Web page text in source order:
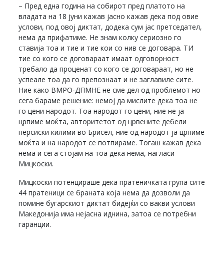
– Пред една година на собирот пред платото на
владата на 18 јуни кажав јасно кажав дека под овие
услови, под овој диктат, додека сум јас претседател,
нема да прифатиме. Не знам колку сериозно го
ставија тоа и тие и тие кои со нив се договара. ТИ
тие со кого се договараат имаат одговорност
требало да проценат со кого се договараат, но не
успеале тоа да го препознаат и не заглавиле сите.
Ние како ВМРО-ДПМНЕ не сме дел од проблемот но
сега бараме решение: немој да мислите дека тоа не
го цени народот. Тоа народот го цени, ние не ја
црпиме моќта, авторитетот од црвените дебели
персиски килими во Брисел, ние од народот ја црпиме
моќта и на народот се потпираме. Тогаш кажав дека
нема и сега стојам на тоа дека нема, нагласи
Мицкоски.
Мицкоски потенцираше дека пратеничката група сите
44 пратеници се браната која нема да дозволи да
помине бугарскиот диктат бидејќи со вакви услови
Македонија има нејасна иднина, затоа се потребни
гаранции.